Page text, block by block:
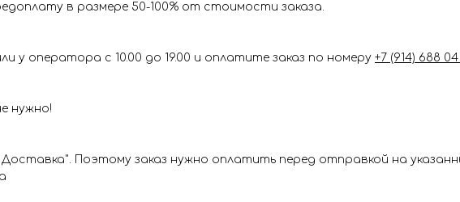
в размере 50-100% от стоимости заказа.
у оператора с 10.00 до 19.00 и оплатите заказ по номеру +7 (914) 688 04
нужно!
Поэтому заказ нужно оплатить перед отправкой на